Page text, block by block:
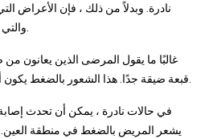
نادرة. وبدلاً من ذلك ، فإن الأعراض
غالبًا ما يقول المرضى الذين يعانون من
في حالات نادرة ، يمكن أن تحدث
يشعر المريض بالضغط في منطقة العين.